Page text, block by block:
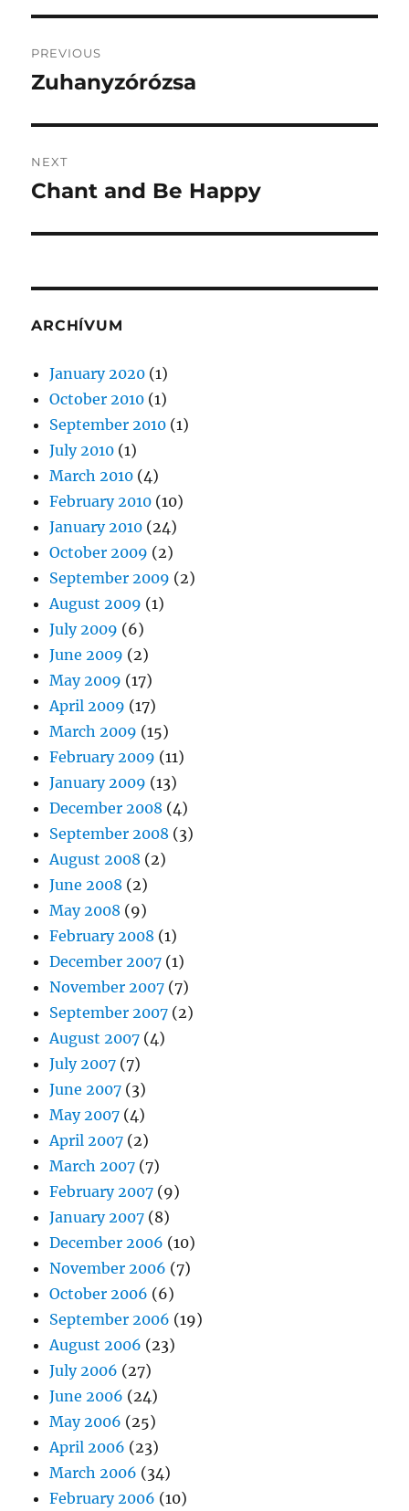
navigation
PREVIOUS
Previous
Zuhanyzórózsa
NEXT
Next
Chant and Be Happy
ARCHÍVUM
January 2020 (1)
October 2010 (1)
September 2010 (1)
July 2010 (1)
March 2010 (4)
February 2010 (10)
January 2010 (24)
October 2009 (2)
September 2009 (2)
August 2009 (1)
July 2009 (6)
June 2009 (2)
May 2009 (17)
April 2009 (17)
March 2009 (15)
February 2009 (11)
January 2009 (13)
December 2008 (4)
September 2008 (3)
August 2008 (2)
June 2008 (2)
May 2008 (9)
February 2008 (1)
December 2007 (1)
November 2007 (7)
September 2007 (2)
August 2007 (4)
July 2007 (7)
June 2007 (3)
May 2007 (4)
April 2007 (2)
March 2007 (7)
February 2007 (9)
January 2007 (8)
December 2006 (10)
November 2006 (7)
October 2006 (6)
September 2006 (19)
August 2006 (23)
July 2006 (27)
June 2006 (24)
May 2006 (25)
April 2006 (23)
March 2006 (34)
February 2006 (10)